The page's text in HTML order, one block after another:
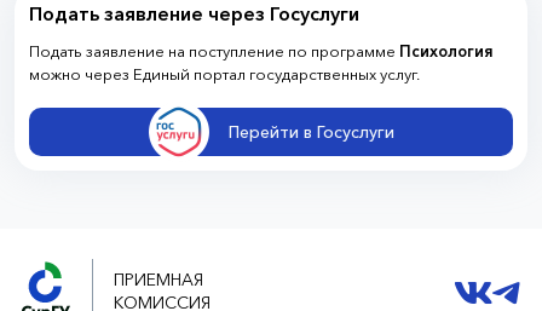
Подать заявление через Госуслуги
Подать заявление на поступление по программе Психология
можно через Единый портал государственных услуг.
Перейти в Госуслуги
ПРИЕМНАЯ
КОМИССИЯ